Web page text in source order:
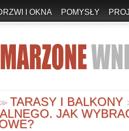
I OKNA POMYSŁY
>> TARASY I BALKONY
JAK